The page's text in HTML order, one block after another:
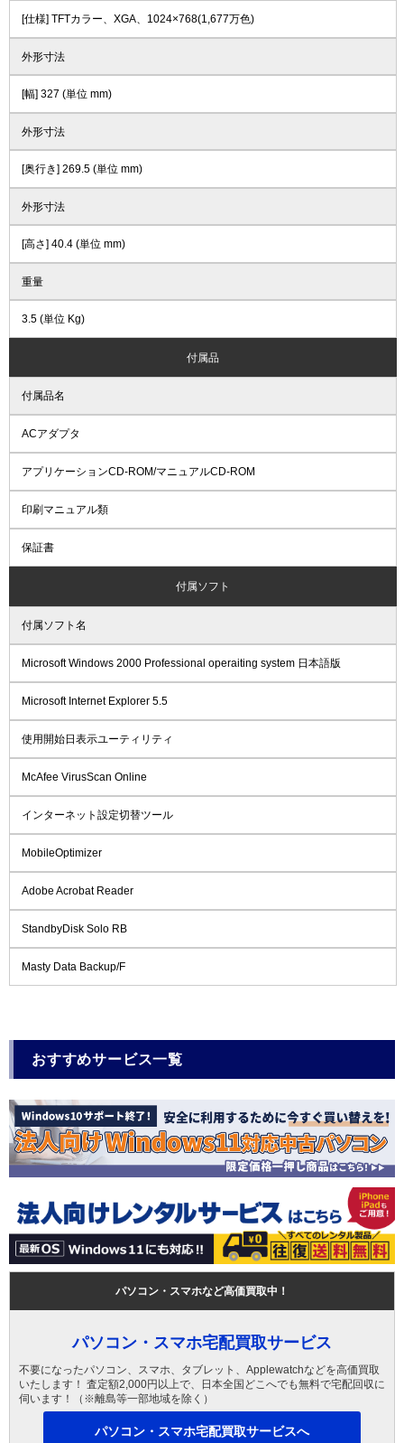
[仕様] TFTカラー、XGA、1024×768(1,677万色)
外形寸法
[幅] 327 (単位 mm)
外形寸法
[奥行き] 269.5 (単位 mm)
外形寸法
[高さ] 40.4 (単位 mm)
重量
3.5 (単位 Kg)
付属品
付属品名
ACアダプタ
アプリケーションCD-ROM/マニュアルCD-ROM
印刷マニュアル類
保証書
付属ソフト
付属ソフト名
Microsoft Windows 2000 Professional operaiting system 日本語版
Microsoft Internet Explorer 5.5
使用開始日表示ユーティリティ
McAfee VirusScan Online
インターネット設定切替ツール
MobileOptimizer
Adobe Acrobat Reader
StandbyDisk Solo RB
Masty Data Backup/F
おすすめサービス一覧
パソコン・スマホなど高価買取中！
パソコン・スマホ宅配買取サービス
不要になったパソコン、スマホ、タブレット、Applewatchなどを高価買取
いたします！ 査定額2,000円以上で、日本全国どこへでも無料で宅配回収に
伺います！（※離島等一部地域を除く）
パソコン・スマホ宅配買取サービスへ